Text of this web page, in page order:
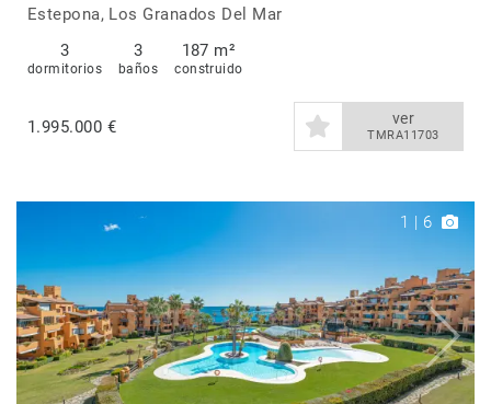
Estepona, Los Granados Del Mar
3
dormitorios
3
baños
187 m²
construido
1.995.000 € ver
TMRA11703
1 6